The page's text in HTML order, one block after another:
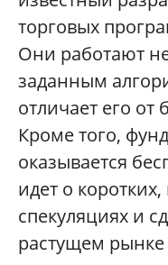
торговых
Они работают
заданным
отличает его от
Кроме того,
оказывается
идет о
спекуляциях и
растущем